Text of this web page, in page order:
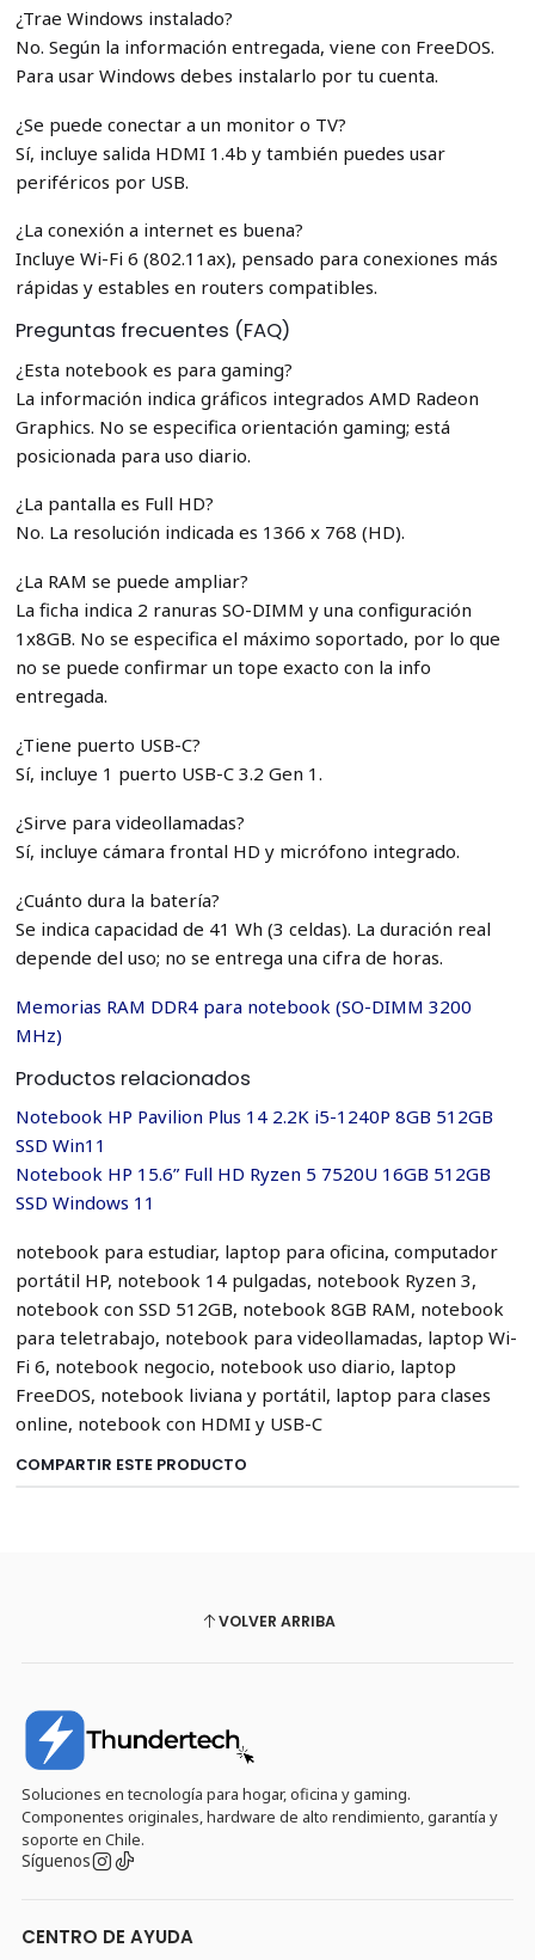
¿Trae Windows instalado?
No. Según la información entregada, viene con FreeDOS.
Para usar Windows debes instalarlo por tu cuenta.
¿Se puede conectar a un monitor o TV?
Sí, incluye salida HDMI 1.4b y también puedes usar
periféricos por USB.
¿La conexión a internet es buena?
Incluye Wi-Fi 6 (802.11ax), pensado para conexiones más
rápidas y estables en routers compatibles.
Preguntas frecuentes (FAQ)
¿Esta notebook es para gaming?
La información indica gráficos integrados AMD Radeon
Graphics. No se especifica orientación gaming; está
posicionada para uso diario.
¿La pantalla es Full HD?
No. La resolución indicada es 1366 x 768 (HD).
¿La RAM se puede ampliar?
La ficha indica 2 ranuras SO-DIMM y una configuración
1x8GB. No se especifica el máximo soportado, por lo que
no se puede confirmar un tope exacto con la info
entregada.
¿Tiene puerto USB-C?
Sí, incluye 1 puerto USB-C 3.2 Gen 1.
¿Sirve para videollamadas?
Sí, incluye cámara frontal HD y micrófono integrado.
¿Cuánto dura la batería?
Se indica capacidad de 41 Wh (3 celdas). La duración real
depende del uso; no se entrega una cifra de horas.
Memorias RAM DDR4 para notebook (SO-DIMM 3200
MHz)
Productos relacionados
Notebook HP Pavilion Plus 14 2.2K i5-1240P 8GB 512GB
SSD Win11
Notebook HP 15.6” Full HD Ryzen 5 7520U 16GB 512GB
SSD Windows 11
notebook para estudiar, laptop para oficina, computador
portátil HP, notebook 14 pulgadas, notebook Ryzen 3,
notebook con SSD 512GB, notebook 8GB RAM, notebook
para teletrabajo, notebook para videollamadas, laptop Wi-
Fi 6, notebook negocio, notebook uso diario, laptop
FreeDOS, notebook liviana y portátil, laptop para clases
online, notebook con HDMI y USB-C
COMPARTIR ESTE PRODUCTO
VOLVER ARRIBA
Soluciones en tecnología para hogar, oficina y gaming.
Componentes originales, hardware de alto rendimiento, garantía y
soporte en Chile.
Síguenos
CENTRO DE AYUDA